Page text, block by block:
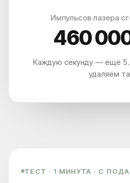
Импульсов лазера
460
Каждую секунду — ещё
удаляем
ТЕСТ · 1 МИНУТА · С
ПОСМОТРИТЕ КАК
НАШЕЙ КЛИНИКЕ